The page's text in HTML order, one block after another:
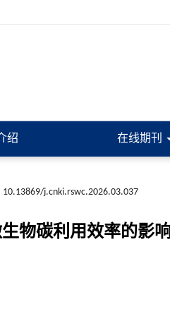
绍 在线期刊
10.13869/j.cnki.rswc.2026.03.037
物碳利用效率的影响